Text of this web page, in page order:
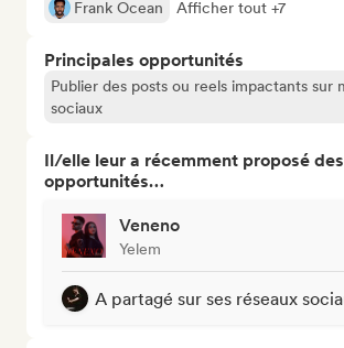
Frank Ocean
Afficher tout +7
Principales opportunités
Publier des posts ou reels impactants sur
sociaux
Il/elle leur a récemment proposé des
opportunités…
Veneno
Yelem
A partagé sur ses réseaux